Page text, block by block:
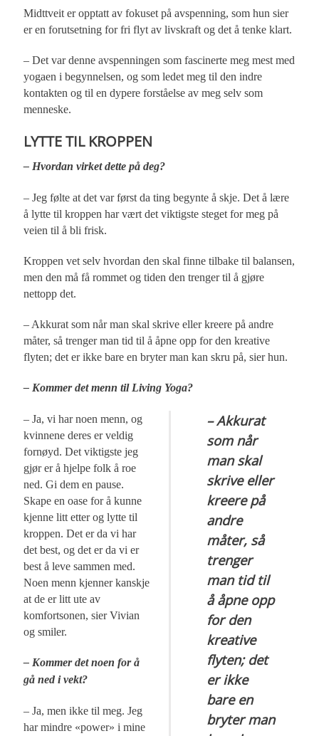
Midttveit er opptatt av fokuset på avspenning, som hun sier
er en forutsetning for fri flyt av livskraft og det å tenke klart.
– Det var denne avspenningen som fascinerte meg mest med
yogaen i begynnelsen, og som ledet meg til den indre
kontakten og til en dypere forståelse av meg selv som
menneske.
LYTTE TIL KROPPEN
– Hvordan virket dette på deg?
– Jeg følte at det var først da ting begynte å skje. Det å lære
å lytte til kroppen har vært det viktigste steget for meg på
veien til å bli frisk.
Kroppen vet selv hvordan den skal finne tilbake til balansen,
men den må få rommet og tiden den trenger til å gjøre
nettopp det.
– Akkurat som når man skal skrive eller kreere på andre
måter, så trenger man tid til å åpne opp for den kreative
flyten; det er ikke bare en bryter man kan skru på, sier hun.
– Kommer det menn til Living Yoga?
– Akkurat
som når
man skal
skrive eller
kreere på
andre
måter, så
trenger
man tid til
å åpne opp
for den
kreative
flyten; det
er ikke
bare en
bryter man
– Ja, vi har noen menn, og
kvinnene deres er veldig
fornøyd. Det viktigste jeg
gjør er å hjelpe folk å roe
ned. Gi dem en pause.
Skape en oase for å kunne
kjenne litt etter og lytte til
kroppen. Det er da vi har
det best, og det er da vi er
best å leve sammen med.
Noen menn kjenner kanskje
at de er litt ute av
komfortsonen, sier Vivian
og smiler.
– Kommer det noen for å
gå ned i vekt?
– Ja, men ikke til meg. Jeg
har mindre «power» i mine